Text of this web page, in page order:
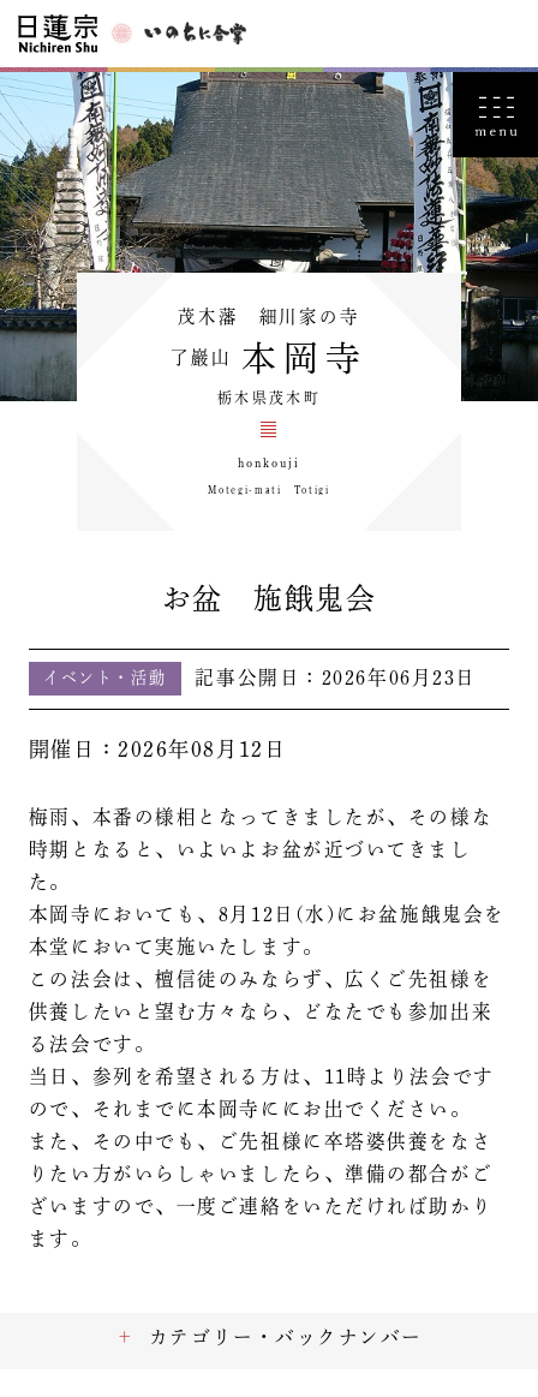
茂木藩 細川家の寺
了巖山 本岡寺
栃木県茂木町
honkouji
Motegi-mati Totigi
お盆 施餓鬼会
イベント・活動 記事公開日： 2026年06月23日
開催日：2026年08月12日
梅雨、本番の様相となってきましたが、その様な
時期となると、いよいよお盆が近づいてきまし
た。
本岡寺においても、8月12日(水)にお盆施餓鬼会を
本堂において実施いたします。
この法会は、檀信徒のみならず、広くご先祖様を
供養したいと望む方々なら、どなたでも参加出来
る法会です。
当日、参列を希望される方は、11時より法会です
ので、それまでに本岡寺ににお出でください。
また、その中でも、ご先祖様に卒塔婆供養をなさ
りたい方がいらしゃいましたら、準備の都合がご
ざいますので、一度ご連絡をいただければ助かり
ます。
カテゴリー・バックナンバー